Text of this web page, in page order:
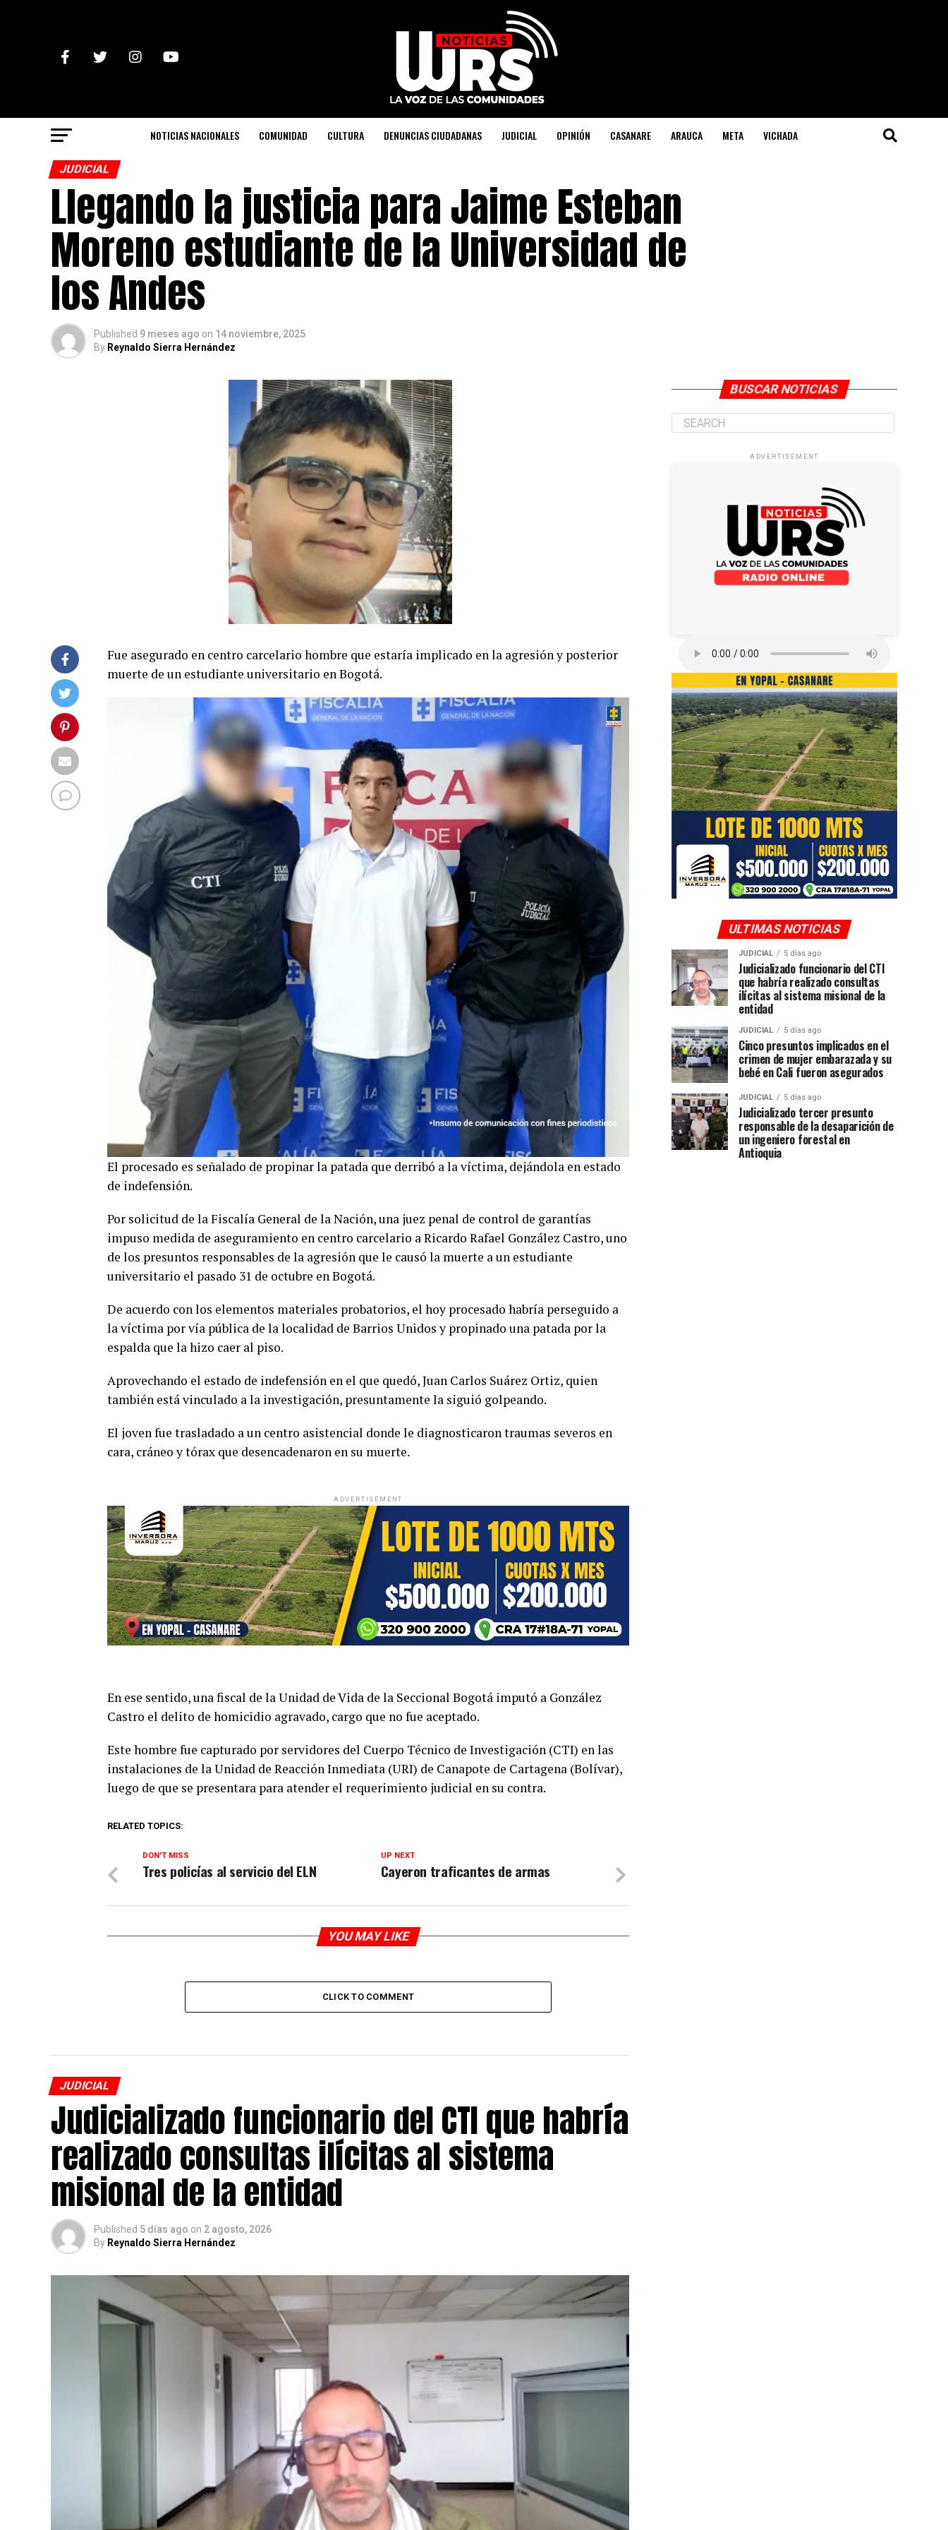
NOTICIAS NACIONALES COMUNIDAD CULTURA DENUNCIAS CIUDADANAS JUDICIAL OPINIÓN CASANARE ARAUCA META VICHADA
JUDICIAL
Llegando la justicia para Jaime Esteban
Moreno estudiante de la Universidad de
los Andes
Published 9 meses ago on 14 noviembre, 2025
By Reynaldo Sierra Hernández
Fue asegurado en centro carcelario hombre que estaría implicado en la agresión y posterior
muerte de un estudiante universitario en Bogotá.
El procesado es señalado de propinar la patada que derribó a la víctima, dejándola en estado
de indefensión.
Por solicitud de la Fiscalía General de la Nación, una juez penal de control de garantías
impuso medida de aseguramiento en centro carcelario a Ricardo Rafael González Castro, uno
de los presuntos responsables de la agresión que le causó la muerte a un estudiante
universitario el pasado 31 de octubre en Bogotá.
De acuerdo con los elementos materiales probatorios, el hoy procesado habría perseguido a
la víctima por vía pública de la localidad de Barrios Unidos y propinado una patada por la
espalda que la hizo caer al piso.
Aprovechando el estado de indefensión en el que quedó, Juan Carlos Suárez Ortiz, quien
también está vinculado a la investigación, presuntamente la siguió golpeando.
El joven fue trasladado a un centro asistencial donde le diagnosticaron traumas severos en
cara, cráneo y tórax que desencadenaron en su muerte.
ADVERTISEMENT
En ese sentido, una fiscal de la Unidad de Vida de la Seccional Bogotá imputó a González
Castro el delito de homicidio agravado, cargo que no fue aceptado.
Este hombre fue capturado por servidores del Cuerpo Técnico de Investigación (CTI) en las
instalaciones de la Unidad de Reacción Inmediata (URI) de Canapote de Cartagena (Bolívar),
luego de que se presentara para atender el requerimiento judicial en su contra.
RELATED TOPICS:
UP NEXT
Cayeron traficantes de armas
DON'T MISS
Tres policías al servicio del ELN
YOU MAY LIKE
CLICK TO COMMENT
JUDICIAL
Judicializado funcionario del CTI que habría
realizado consultas ilícitas al sistema
misional de la entidad
Published 5 días ago on 2 agosto, 2026
By Reynaldo Sierra Hernández
BUSCAR NOTICIAS
ADVERTISEMENT
ULTIMAS NOTICIAS
JUDICIAL 5 días ago
Judicializado funcionario del CTI
que habría realizado consultas
ilícitas al sistema misional de la
entidad
JUDICIAL 5 días ago
Cinco presuntos implicados en el
crimen de mujer embarazada y su
bebé en Cali fueron asegurados
JUDICIAL 5 días ago
Judicializado tercer presunto
responsable de la desaparición de
un ingeniero forestal en
Antioquia